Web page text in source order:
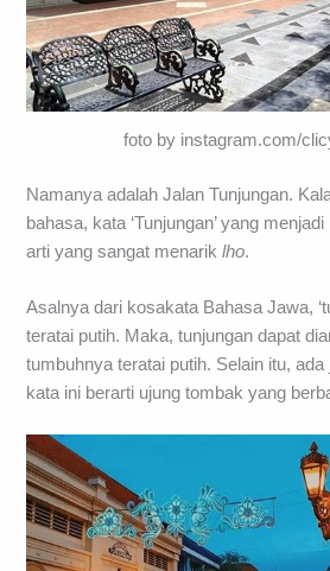
foto by instagram.com/
Namanya adalah Jalan Tunjungan.
bahasa, kata ‘Tunjungan’ yang
arti yang sangat menariklho.
Asalnya dari kosakata Bahasa Jawa,
teratai putih. Maka, tunjungan dapat
tumbuhnya teratai putih. Selain itu,
kata ini berarti ujung tombak yang